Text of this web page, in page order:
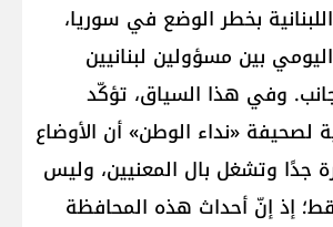
بخطر الوضع في سوريا،
بين مسؤولين لبنانيين
وفي هذا السياق، تؤكّد
لصحيفة «نداء الوطن» أن الأوضاع
جدًا وتشغل بال المعنيين، وليس
إذ إنّ أحداث هذه المحافظة